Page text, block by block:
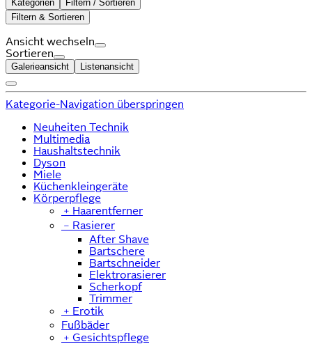
Kategorien
Filtern / Sortieren
Filtern & Sortieren
Ansicht wechseln
Sortieren
Galerieansicht Listenansicht
Kategorie-Navigation überspringen
Neuheiten Technik
Multimedia
Haushaltstechnik
Dyson
Miele
Küchenkleingeräte
Körperpflege
﹢ Haarentferner
﹣ Rasierer
After Shave
Bartschere
Bartschneider
Elektrorasierer
Scherkopf
Trimmer
﹢ Erotik
Fußbäder
﹢ Gesichtspflege